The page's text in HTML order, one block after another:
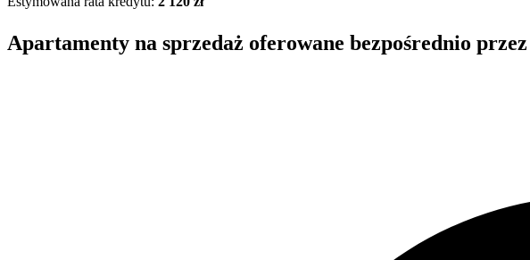
Apartamenty na sprzedaż oferowane bezpośrednio przez